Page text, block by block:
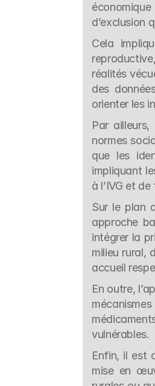
d’exclusion
Cela
réalités
des
orienter les
Par
normes
que les
impliquant
à l’IVG et
Sur le plan
approche
intégrer la
milieu rural,
accueil
En outre,
vulnérables.
Enfin, il est
mise en